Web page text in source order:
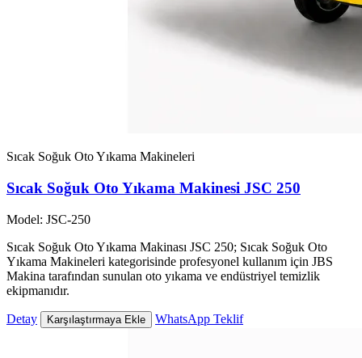
Sıcak Soğuk Oto Yıkama Makineleri
Sıcak Soğuk Oto Yıkama Makinesi JSC 250
Model: JSC-250
Sıcak Soğuk Oto Yıkama Makinası JSC 250; Sıcak Soğuk Oto
Yıkama Makineleri kategorisinde profesyonel kullanım için JBS
Makina tarafından sunulan oto yıkama ve endüstriyel temizlik
ekipmanıdır.
Detay Karşılaştırmaya Ekle WhatsApp Teklif